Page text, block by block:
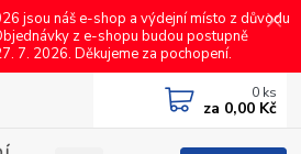
jsou náš e-shop a výdejní místo z důvodu
z e-shopu budou postupně
7. 2026. Děkujeme za pochopení.
0 ks
za 0,00 Kč